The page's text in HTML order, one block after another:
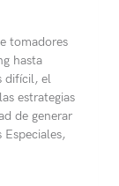
tomadores
hasta
difícil, el
estrategias
de generar
Especiales,